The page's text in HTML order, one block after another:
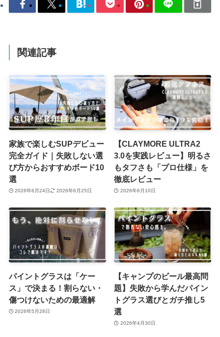
関連記事
家族で楽しむSUPデビュー
完全ガイド｜失敗しない選
び方からおすすめボード10
選
2026年6月24日 2026年6月25日
【CLAYMORE ULTRA2
3.0を実践レビュー】明るさ
もタフさも「プロ仕様」を
徹底レビュー
2026年6月10日
パイントグラスは「ケー
ス」で決まる！割らない・
傷つけないための最適解
2026年5月28日
【キャンプのビール最高問
題】失敗から学んだパイン
トグラス選びとガチ推し5
選
2026年4月30日